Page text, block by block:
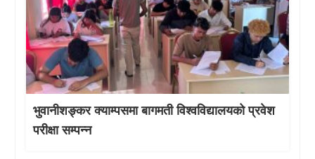
भुवानीशङ्कर क्याम्पसमा बागमती विश्वविद्यालयको प्रवेश
परीक्षा सम्पन्न